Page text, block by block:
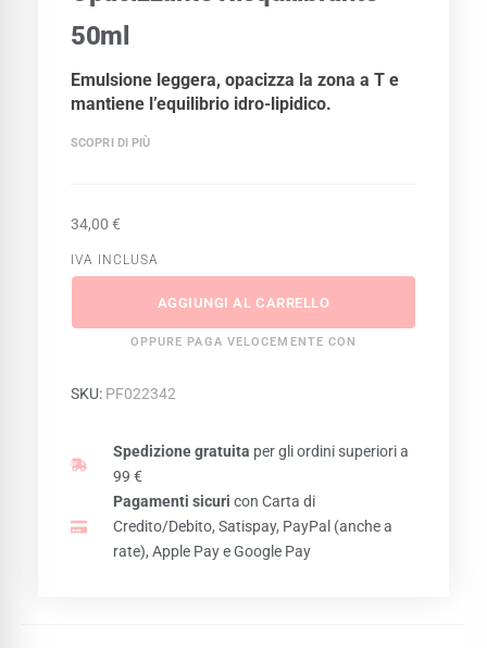
50ml
Emulsione leggera, opacizza la zona a T e
mantiene l’equilibrio idro-lipidico.
SCOPRI DI PIÙ
34,00 €
IVA INCLUSA
AGGIUNGI AL CARRELLO
OPPURE PAGA VELOCEMENTE CON
SKU: PF022342
Spedizione gratuita per gli ordini superiori a
99 €
Pagamenti sicuri con Carta di
Credito/Debito, Satispay, PayPal (anche a
rate), Apple Pay e Google Pay